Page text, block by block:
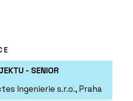
- SENIOR
Ingenierie s.r.o., Praha